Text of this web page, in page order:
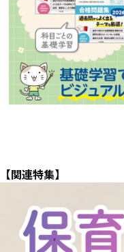
【関連特集】